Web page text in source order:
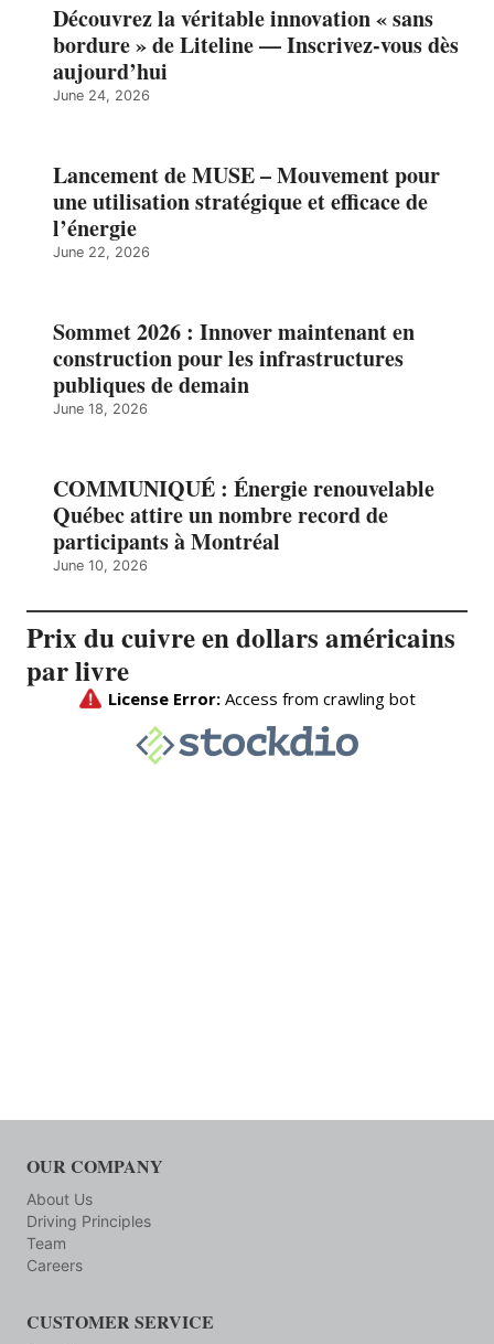
Découvrez la véritable innovation « sans
bordure » de Liteline — Inscrivez-vous dès
aujourd’hui
June 24, 2026
Lancement de MUSE – Mouvement pour
une utilisation stratégique et efficace de
l’énergie
June 22, 2026
Sommet 2026 : Innover maintenant en
construction pour les infrastructures
publiques de demain
June 18, 2026
COMMUNIQUÉ : Énergie renouvelable
Québec attire un nombre record de
participants à Montréal
June 10, 2026
Prix du cuivre en dollars américains
par livre
OUR COMPANY
About Us
Driving Principles
Team
Careers
CUSTOMER SERVICE